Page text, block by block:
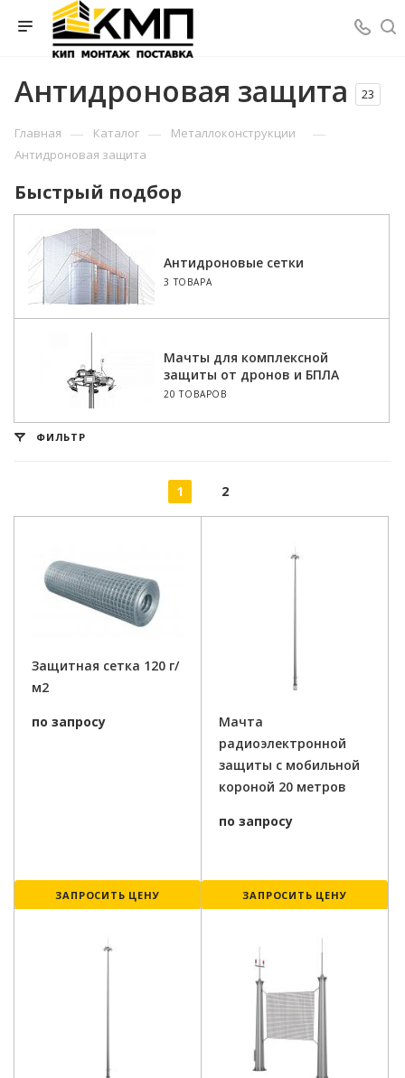
Антидроновая защита 23
Главная — Каталог — Металлоконструкции —
Антидроновая защита
Быстрый подбор
Антидроновые сетки
3 ТОВАРА
Мачты для комплексной
защиты от дронов и БПЛА
20 ТОВАРОВ
ФИЛЬТР
1 2
Защитная сетка 120 г/
м2
по запросу
ЗАПРОСИТЬ ЦЕНУ
Мачта
радиоэлектронной
защиты с мобильной
короной 20 метров
по запросу
ЗАПРОСИТЬ ЦЕНУ